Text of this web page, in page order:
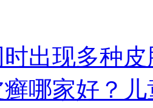
出现多种皮
哪家好？